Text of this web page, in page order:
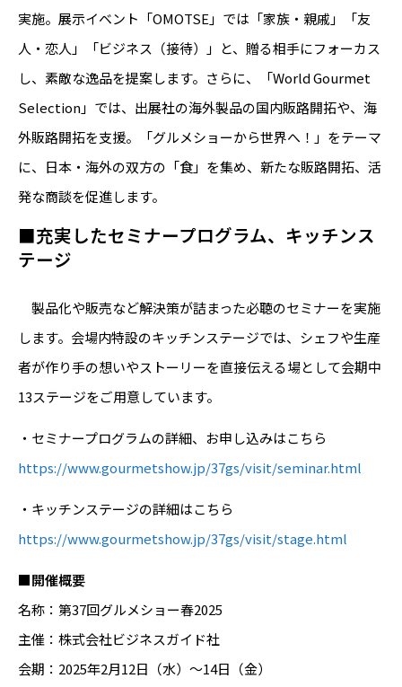
実施。展示イベント「OMOTSE」では「家族・親戚」「友
人・恋人」「ビジネス（接待）」と、贈る相手にフォーカス
し、素敵な逸品を提案します。さらに、「World Gourmet
Selection」では、出展社の海外製品の国内販路開拓や、海
外販路開拓を支援。「グルメショーから世界へ！」をテーマ
に、日本・海外の双方の「食」を集め、新たな販路開拓、活
発な商談を促進します。
■充実したセミナープログラム、キッチンス
テージ
製品化や販売など解決策が詰まった必聴のセミナーを実施
します。会場内特設のキッチンステージでは、シェフや生産
者が作り手の想いやストーリーを直接伝える場として会期中
13ステージをご用意しています。
・セミナープログラムの詳細、お申し込みはこちら
https://www.gourmetshow.jp/37gs/visit/seminar.html
・キッチンステージの詳細はこちら
https://www.gourmetshow.jp/37gs/visit/stage.html
■開催概要
名称：第37回グルメショー春2025
主催：株式会社ビジネスガイド社
会期：2025年2月12日（水）～14日（金）